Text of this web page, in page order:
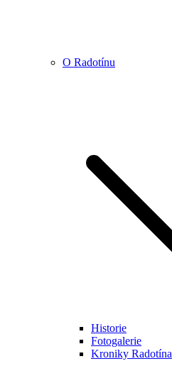
O Radotínu
Historie
Fotogalerie
Kroniky Radotína